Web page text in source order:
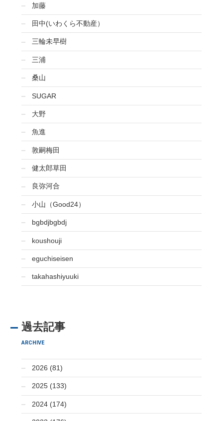
加藤
田中(いわくら不動産）
三輪未早樹
三浦
桑山
SUGAR
大野
魚進
敦嗣梅田
健太郎草田
良弥河合
小山（Good24）
bgbdjbgbdj
koushouji
eguchiseisen
takahashiyuuki
過去記事
ARCHIVE
2026 (81)
2025 (133)
2024 (174)